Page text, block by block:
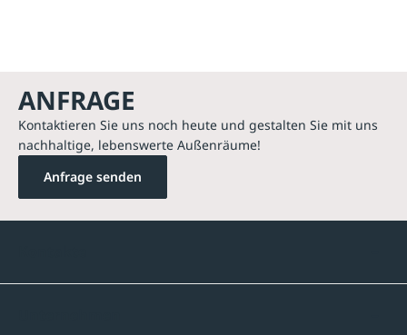
ANFRAGE
Kontaktieren Sie uns noch heute und gestalten Sie mit uns
nachhaltige, lebenswerte Außenräume!
Anfrage senden